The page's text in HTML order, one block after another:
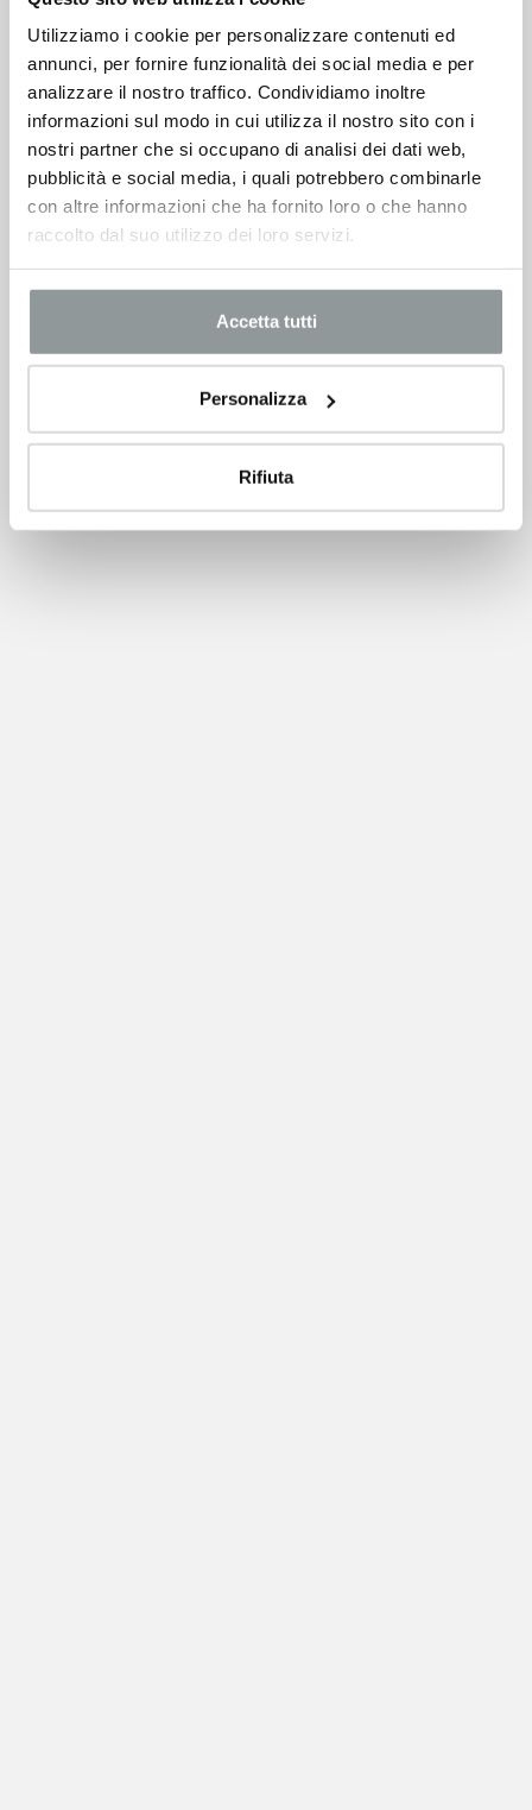
Utilizziamo i cookie per personalizzare contenuti ed
annunci, per fornire funzionalità dei social media e per
analizzare il nostro traffico. Condividiamo inoltre
informazioni sul modo in cui utilizza il nostro sito con i
nostri partner che si occupano di analisi dei dati web,
pubblicità e social media, i quali potrebbero combinarle
con altre informazioni che ha fornito loro o che hanno
raccolto dal suo utilizzo dei loro servizi.
Accetta tutti
Personalizza
Rifiuta